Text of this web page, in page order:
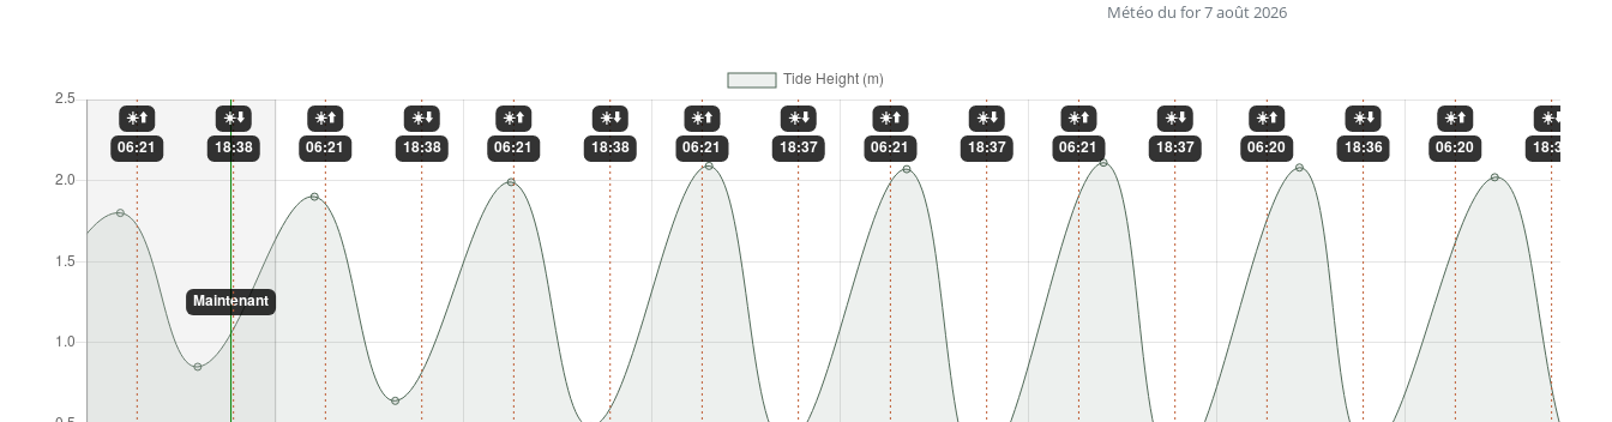
Météo du for 7 août 2026